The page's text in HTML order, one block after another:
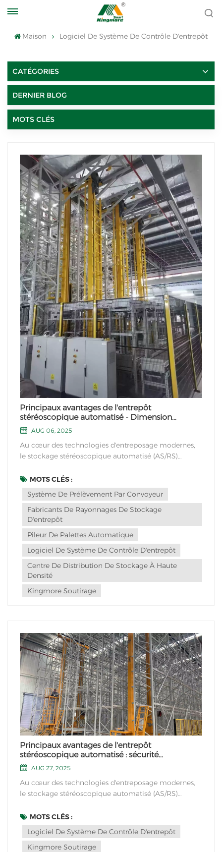
Maison Logiciel De Système De Contrôle D'entrepôt
CATÉGORIES
DERNIER BLOG
MOTS CLÉS
Principaux avantages de l'entrepôt
stéréoscopique automatisé - Dimension
efficacité
AUG 06, 2025
Au cœur des technologies d'entreposage modernes,
le stockage stéréoscopique automatisé (AS/RS)
tels que l'optimisation de l'espace, l'amélioration de
l'efficacité, la maîtrise des coûts et la précision de la
gestion, et s'adapte à divers scénarios in...
MOTS CLÉS :
Système De Prélèvement Par Convoyeur
Fabricants De Rayonnages De Stockage
D'entrepôt
Pileur De Palettes Automatique
Logiciel De Système De Contrôle D'entrepôt
Centre De Distribution De Stockage À Haute
Densité
Kingmore Soutirage
Principaux avantages de l'entrepôt
stéréoscopique automatisé : sécurité
opérationnelle
AUG 27, 2025
Au cœur des technologies d'entreposage modernes,
le stockage stéréoscopique automatisé (AS/RS)
tels que l'optimisation de l'espace, l'amélioration de
l'efficacité, la maîtrise des coûts et la précision de la
gestion, et s'adapte à divers scénarios i...
MOTS CLÉS :
Logiciel De Système De Contrôle D'entrepôt
Kingmore Soutirage